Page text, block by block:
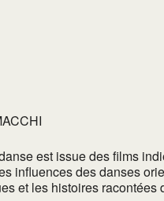
est issue des films
influences des danses
et les histoires